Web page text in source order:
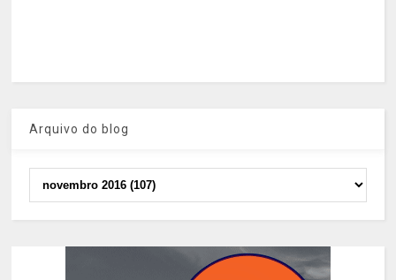
Arquivo do blog